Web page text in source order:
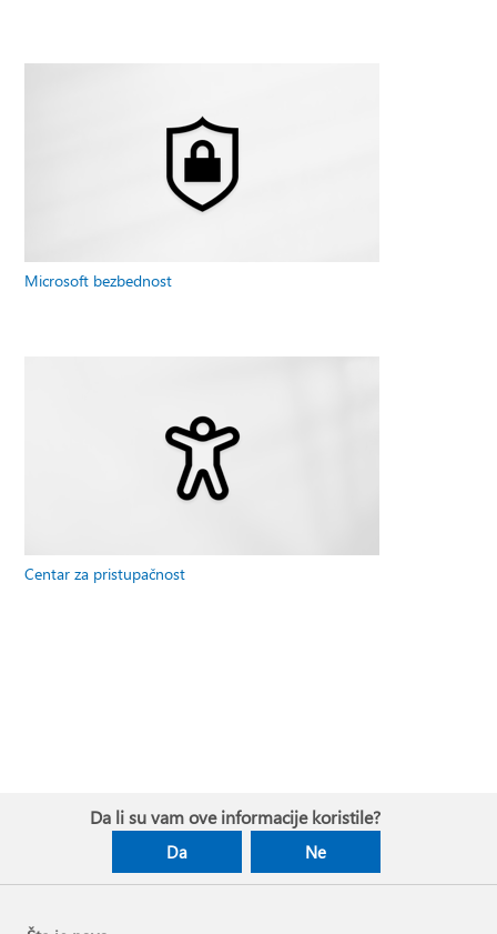
Microsoft bezbednost
Centar za pristupačnost
Da li su vam ove informacije koristile?
Da Ne